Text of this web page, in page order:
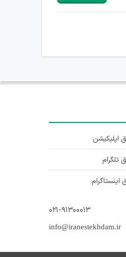
اپلیکیشن
تلگرام
۰۲۱-۹۱۳۰۰۰۱۳
info@iranestekhdam.ir